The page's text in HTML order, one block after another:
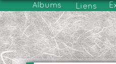
Albums Liens